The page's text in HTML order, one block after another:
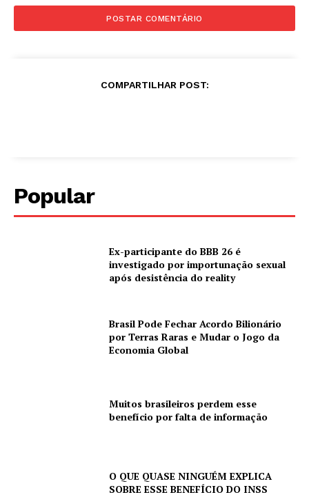
COMPARTILHAR POST:
Popular
Ex-participante do BBB 26 é
investigado por importunação sexual
após desistência do reality
Brasil Pode Fechar Acordo Bilionário
por Terras Raras e Mudar o Jogo da
Economia Global
Muitos brasileiros perdem esse
benefício por falta de informação
O QUE QUASE NINGUÉM EXPLICA
SOBRE ESSE BENEFÍCIO DO INSS